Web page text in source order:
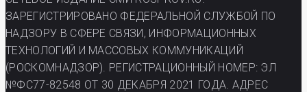
РП
ЗАРЕГИСТРИРОВАНО ФЕДЕРАЛЬНОЙ СЛУЖБОЙ ПО
НАДЗОРУ В СФЕРЕ СВЯЗИ, ИНФОРМАЦИОННЫХ
ТЕХНОЛОГИЙ И МАССОВЫХ КОММУНИКАЦИЙ
(РОСКОМНАДЗОР). РЕГИСТРАЦИОННЫЙ НОМЕР: ЭЛ
№ФС77-82548 ОТ 30 ДЕКАБРЯ 2021 ГОДА. АДРЕС